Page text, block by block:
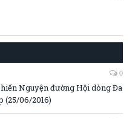
0
Nguyện đường Hội dòng Đa
(25/06/2016)